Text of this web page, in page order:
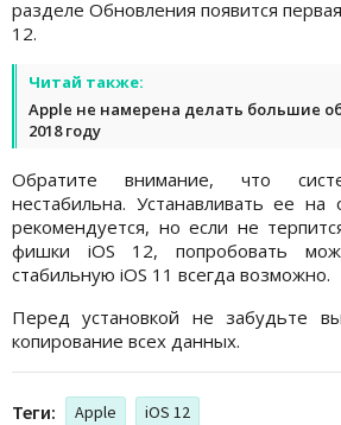
разделе Обновления появится
12.
Читай также:
Apple не намерена делать большие
2018 году
Обратите внимание, что
нестабильна. Устанавливать ее на
рекомендуется, но если не
фишки iOS 12, попробовать
стабильную iOS 11 всегда возможно.
Перед установкой не забудьте
копирование всех данных.
Теги: Apple iOS 12